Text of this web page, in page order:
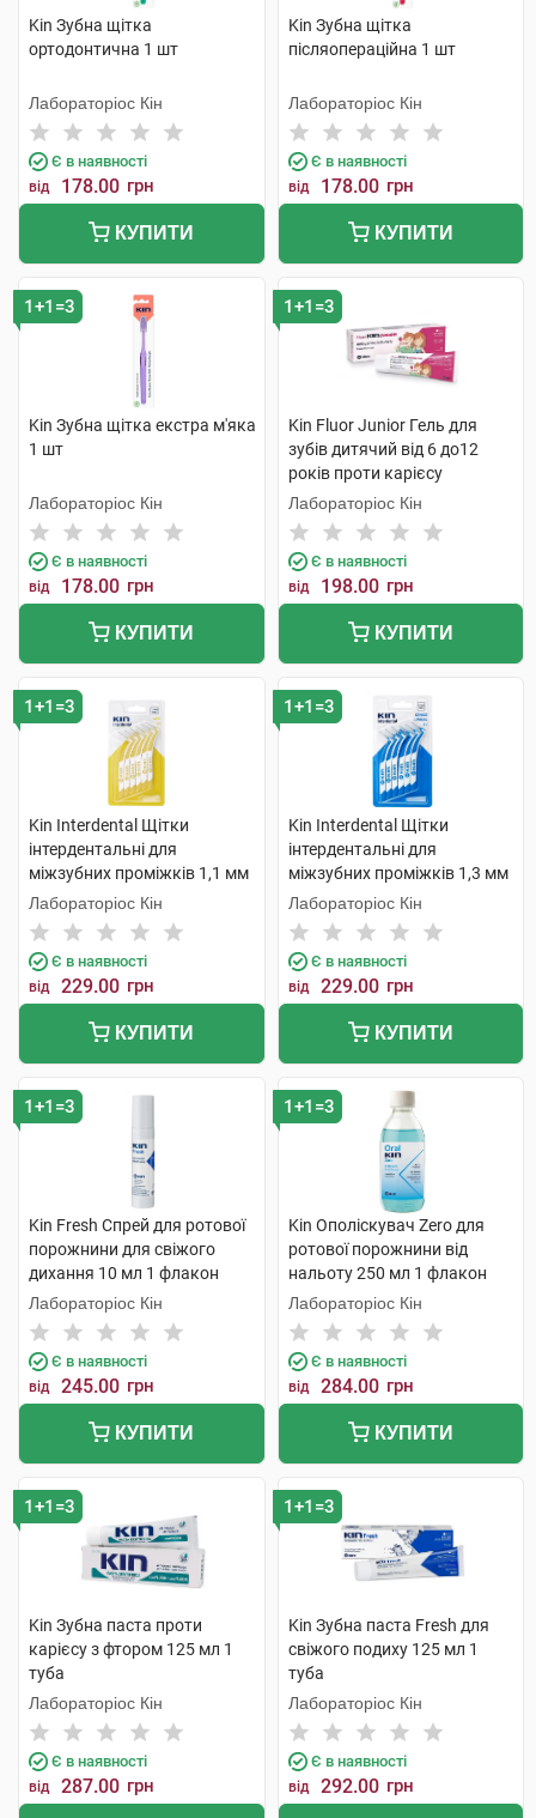
Kin Зубна щітка
ортодонтична 1 шт
Лабораторіос Кін
Є в наявності
від 178.00 грн
КУПИТИ
Kin Зубна щітка
післяопераційна 1 шт
Лабораторіос Кін
Є в наявності
від 178.00 грн
КУПИТИ
1+1=3
Kin Зубна щітка екстра м'яка
1 шт
Лабораторіос Кін
Є в наявності
від 178.00 грн
КУПИТИ
1+1=3
Kin Fluor Junior Гель для
зубів дитячий від 6 до12
років проти карієсу
полуниця 75 мл 1 туба
Лабораторіос Кін
Є в наявності
від 198.00 грн
КУПИТИ
1+1=3
Kin Interdental Щітки
інтердентальні для
міжзубних проміжків 1,1 мм
6 шт
Лабораторіос Кін
Є в наявності
від 229.00 грн
КУПИТИ
1+1=3
Kin Interdental Щітки
інтердентальні для
міжзубних проміжків 1,3 мм
6 шт
Лабораторіос Кін
Є в наявності
від 229.00 грн
КУПИТИ
1+1=3
Kin Fresh Спрей для ротової
порожнини для свіжого
дихання 10 мл 1 флакон
Лабораторіос Кін
Є в наявності
від 245.00 грн
КУПИТИ
1+1=3
Kin Ополіскувач Zero для
ротової порожнини від
нальоту 250 мл 1 флакон
Лабораторіос Кін
Є в наявності
від 284.00 грн
КУПИТИ
1+1=3
Kin Зубна паста проти
карієсу з фтором 125 мл 1
туба
Лабораторіос Кін
Є в наявності
від 287.00 грн
1+1=3
Kin Зубна паста Fresh для
свіжого подиху 125 мл 1
туба
Лабораторіос Кін
Є в наявності
від 292.00 грн